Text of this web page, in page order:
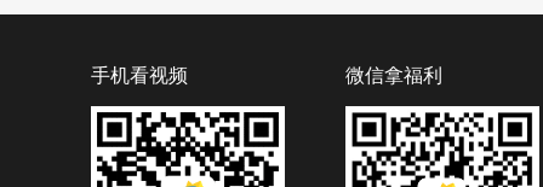
手机看视频 微信拿福利